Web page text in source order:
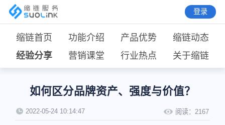
登录
缩链首页 功能介绍 产品优势
缩链动态
经验分享
营销课堂 行业热点 关于缩链
如何区分品牌资产、强度与价值？
2022-05-24 10:14:47 阅读： 2167